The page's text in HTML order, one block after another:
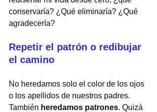
conservaría? ¿Qué eliminaría? ¿Qué
agradecería?
Repetir el patrón o redibujar
el camino
No heredamos solo el color de los ojos
o los apellidos de nuestros padres.
También heredamos patrones. Quizá